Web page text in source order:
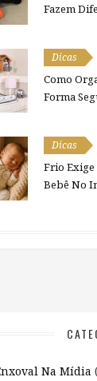
Fazem
Dicas
Como
Forma
Dicas
Frio Exige
Bebê No
Na Mídia